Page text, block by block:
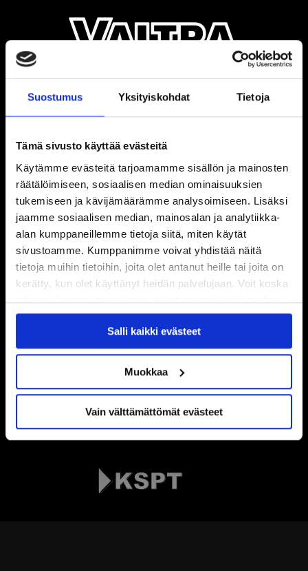
Suostumus Yksityiskohdat Tietoja
Tämä sivusto käyttää evästeitä
Käytämme evästeitä tarjoamamme sisällön ja mainosten
räätälöimiseen, sosiaalisen median ominaisuuksien
tukemiseen ja kävijämäärämme analysoimiseen. Lisäksi
jaamme sosiaalisen median, mainosalan ja analytiikka-
alan kumppaneillemme tietoja siitä, miten käytät
sivustoamme. Kumppanimme voivat yhdistää näitä
tietoja muihin tietoihin, joita olet antanut heille tai joita on
kerätty, kun olet käyttänyt heidän palvelujaan. Voit koska
tahansa kumota tai muuttaa suostumustasi evästeiden
käytöstäEvästeet-sivultamme.
Salli kaikki evästeet
Muokkaa
Vain välttämättömät evästeet